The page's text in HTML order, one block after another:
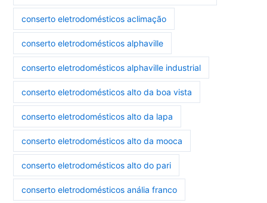
conserto eletrodomésticos aclimação
conserto eletrodomésticos alphaville
conserto eletrodomésticos alphaville industrial
conserto eletrodomésticos alto da boa vista
conserto eletrodomésticos alto da lapa
conserto eletrodomésticos alto da mooca
conserto eletrodomésticos alto do pari
conserto eletrodomésticos anália franco